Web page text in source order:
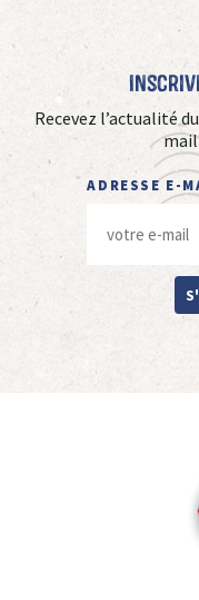
Recevez l’actualité
mail
ADRESSE E-